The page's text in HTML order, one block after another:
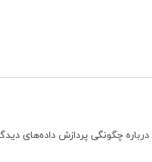
درباره چگونگی پردازش داده‌های